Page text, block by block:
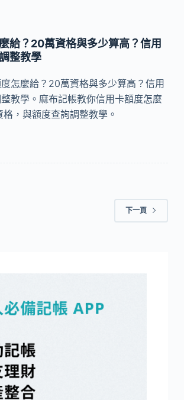
給？20萬資格與多少算高？信用
整教學
怎麼給？20萬資格與多少算高？信用
教學。麻布記帳教你信用卡額度怎麼
，與額度查詢調整教學。
下一頁